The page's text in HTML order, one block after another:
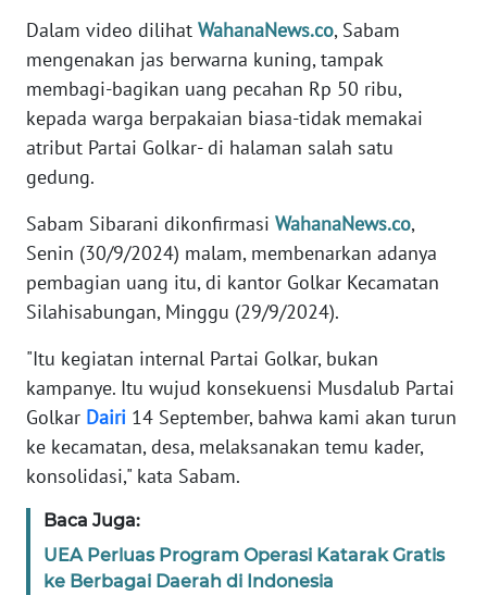
Dalam video dilihat WahanaNews.co, Sabam
mengenakan jas berwarna kuning, tampak
membagi-bagikan uang pecahan Rp 50 ribu,
kepada warga berpakaian biasa-tidak memakai
atribut Partai Golkar- di halaman salah satu
gedung.
Sabam Sibarani dikonfirmasi WahanaNews.co,
Senin (30/9/2024) malam, membenarkan adanya
pembagian uang itu, di kantor Golkar Kecamatan
Silahisabungan, Minggu (29/9/2024).
"Itu kegiatan internal Partai Golkar, bukan
kampanye. Itu wujud konsekuensi Musdalub Partai
Golkar Dairi 14 September, bahwa kami akan turun
ke kecamatan, desa, melaksanakan temu kader,
konsolidasi," kata Sabam.
Baca Juga:
UEA Perluas Program Operasi Katarak Gratis
ke Berbagai Daerah di Indonesia
SERAMBI
WN
JAMBI
WN
WN
NTB
SULTENG
WN
SULBAR
BABEL
WN